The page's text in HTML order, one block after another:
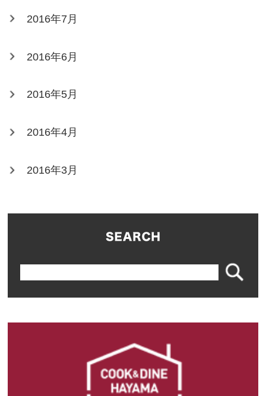
2016年7月
2016年6月
2016年5月
2016年4月
2016年3月